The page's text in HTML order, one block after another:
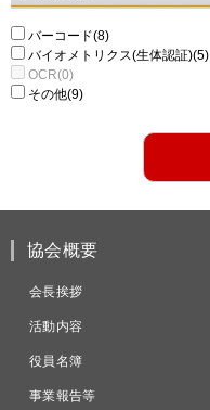
バーコード(8)
バイオメトリクス(生体認証)(5)
OCR(0)
その他(9)
協会概要
会長挨拶
活動内容
役員名簿
事業報告等